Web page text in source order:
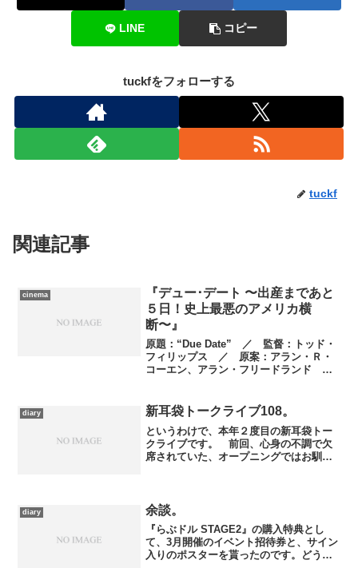
LINE コピー
tuckfをフォローする
tuckf
関連記事
cinema
『デュー･デート 〜出産まであと
５日！史上最悪のアメリカ横
断〜』
原題：“Due Date” ／ 監督：トッド・
フィリップス ／ 原案：アラン・Ｒ・
コーエン、アラン・フリードランド
ンド、アダム・スティキエル ／ 製
作：トッド・フィリ...
diary 新耳袋トークライブ108。
というわけで、本年２度目の新耳袋トー
クライブです。 前回、心身の不調で欠
席されていた、オープニングではお馴染
回はどーしても話したいこ...
diary 余談。
『らぶドル STAGE2』の購入特典とし
て、3月開催のイベント招待券と、サイン
入りのポスターを貰ったのです。どうい